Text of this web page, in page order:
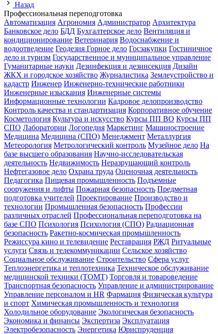
Назад
Профессиональная переподготовка
Автоматизация Агрономия Администратор Архитектура
Банковское дело БДД Бухгалтерское дело Вентиляция и
кондиционирование Ветеринария Водоснабжение и
водоотведение Геодезия Горное дело Госзакупки Гостиничное
дело и туризм Государственное и муниципальное управление
Гуманитарные науки Дезинфекция и дезинсекция Дизайн
ЖКХ и городское хозяйство Журналистика Землеустройство и
кадастр Инженер Инженерно-технические работники
Инженерные изыскания Инженерные системы
Информационные технологии Кадровое делопроизводство
Контроль качества и стандартизация Корпоративное обучение
Косметология Культура и искусство Курсы ПП ВО Курсы ПП
СПО Лаборатории Логопедия Маркетинг Машиностроение
Медицина Медицина (СПО) Менеджмент Металлургия
Метеорология Метрологический контроль Музейное дело На
базе высшего образования Научно-исследовательская
деятельность Недвижимость Неразрушающий контроль
Нефтегазовое дело Охрана труда Оценочная деятельность
Педагогика Пищевая промышленность Подъемные
сооружения и лифты Пожарная безопасность Предметная
подготовка учителей Проектирование Производство и
технологии Промышленная безопасность Профессии
различных отраслей Профессиональная переподготовка на
базе СПО Психология Психология (СПО) Радиационная
безопасность Ракетно-космическая промышленность
Режиссура кино и телевидение Реставрация РЖД Ритуальные
услуги Связь и телекоммуникации Сельское хозяйство
Социальное обслуживание Строительство Сфера услуг
Теплоэнергетика и теплотехника Техническое обслуживание
медицинской техники (ТОМТ) Торговля и товароведение
Транспортная безопасность Управление и администрирование
Управление персоналом и HR Фармация Физическая культура
и спорт Химическая промышленность и технология
Холодильное оборудование Экологическая безопасность
Экономика и финансы Экспертиза Эксплуатация
Электробезопасность Энергетика Юриспруденция